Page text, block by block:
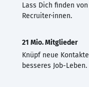
Lass Dich finden
Recruiter·innen.
21 Mio. Mitglieder
Knüpf neue
besseres Job-Leben.